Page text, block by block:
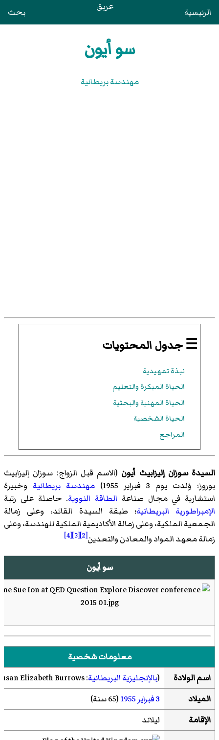
الرئيسية عريق بحث
سو أيون
مهندسة بريطانية
☰ جدول المحتويات
نبذة تمهيدية
الحياة المبكرة والتعليم
الحياة المهنية والبحثية
الحياة الشخصية
المراجع
السيدة سوزان إليزابيث أيون (الاسم قبل الزواج: سوزان إليزابيث
بوروز؛ وُلدت يوم 3 فبراير 1955)
مهندسة بريطانية وخبيرة
استشارية في مجال صناعة الطاقة النووية. حاصلة على رتبة
الإمبراطورية البريطانية؛ طبقة السيدة القائد، وعلى زمالة
الجمعية الملكية، وعلى زمالة الأكاديمية الملكية للهندسة، وعلى
زمالة معهد المواد والمعادن والتعدين[2]
[3]
[4]
سو أيون
معلومات شخصية
اسم الولادة
(بالإنجليزية البريطانية:
Elizabeth Burrows
الميلاد
3 فبراير 1955(65 سنة)
الإقامة
ليلاند